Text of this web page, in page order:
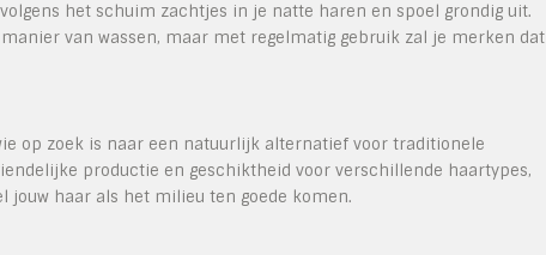
het schuim zachtjes in je natte haren en spoel grondig uit.
van wassen, maar met regelmatig gebruik zal je merken dat
op zoek is naar een natuurlijk alternatief voor traditionele
productie en geschiktheid voor verschillende haartypes,
jouw haar als het milieu ten goede komen.